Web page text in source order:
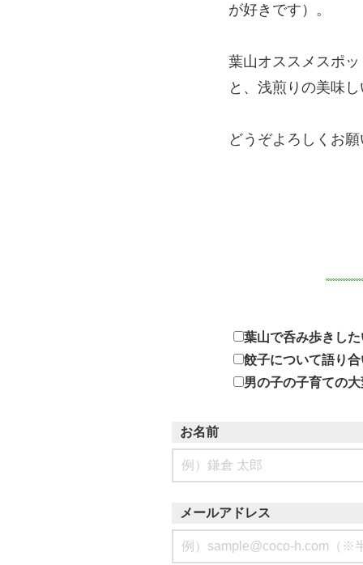
が好きです）。
葉山オススメスポ
と、浅煎りの美味
どうぞよろしくお
葉山で呑み歩きした
餃子について語り
男の子の子育ての
お名前
メールアドレス